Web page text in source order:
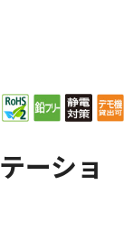
ーショ